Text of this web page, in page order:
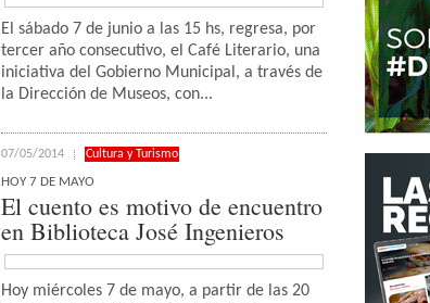
El sábado 7 de junio a las 15 hs, regresa, por
tercer año consecutivo, el Café Literario, una
iniciativa del Gobierno Municipal, a través de
la Dirección de Museos, con...
07/05/2014 Cultura y Turismo
HOY 7 DE MAYO
El cuento es motivo de encuentro
en Biblioteca José Ingenieros
Hoy miércoles 7 de mayo, a partir de las 20